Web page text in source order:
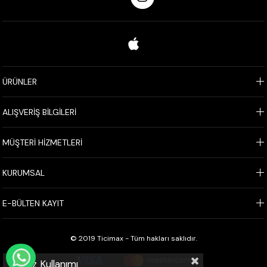
ÜRÜNLER
ALIŞVERİŞ BİLGİLERİ
MÜŞTERİ HİZMETLERİ
KURUMSAL
E-BÜLTEN KAYIT
© 2019 Ticimax - Tüm hakları saklıdır.
Çerez Kullanımı